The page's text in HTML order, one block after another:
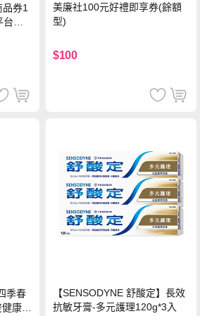
品券1
物
美廉社100元好禮即享券(餘額
型)
$100
季春
康認
【SENSODYNE 舒酸定】長效
抗敏牙膏-多元護理120g*3入